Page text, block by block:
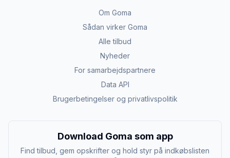
Om Goma
Sådan virker Goma
Alle tilbud
Nyheder
For samarbejdspartnere
Data API
Brugerbetingelser og privatlivspolitik
Download Goma som app
Find tilbud, gem opskrifter og hold styr på indkøbslisten